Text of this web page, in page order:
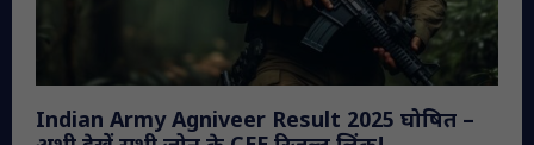
Indian Army Agniveer Result 2025 घोषित –